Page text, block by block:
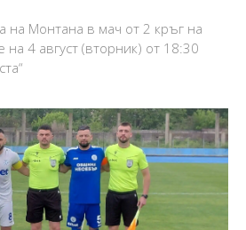
на Монтана в мач от 2 кръг на
на 4 август (вторник) от 18:30